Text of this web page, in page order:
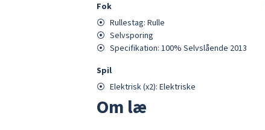
Fok
⦿ Rullestag: Rulle
⦿ Selvsporing
⦿ Specifikation: 100% Selvslående 2013
Spil
⦿ Elektrisk(x2): Elektriske
Om læ